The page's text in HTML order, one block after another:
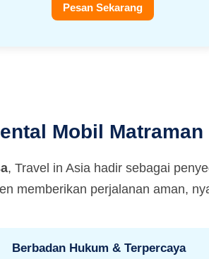
Pesan Sekarang
Mobil
, Travel in Asia hadir sebagai
memberikan perjalanan aman,
Berbadan Hukum & Terpercaya